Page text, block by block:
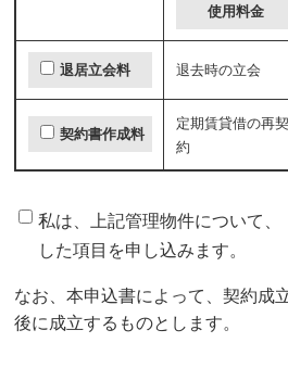
使用料金
退居立会料 退去時の立会
契約書作成料
定期賃貸借の再契
約
私は、上記管理物件について
した項目を申し込みます。
なお、本申込書によって、契約成
後に成立するものとします。